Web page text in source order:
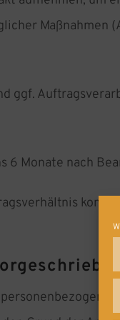
Maßnahmen
ggf.
6 Monate nach